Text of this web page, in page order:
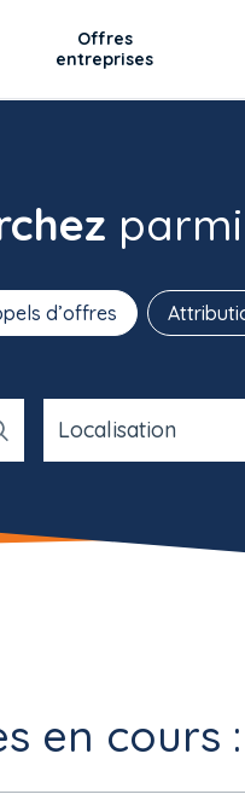
Offres
entreprises
d’offres
Localisation
en cours :